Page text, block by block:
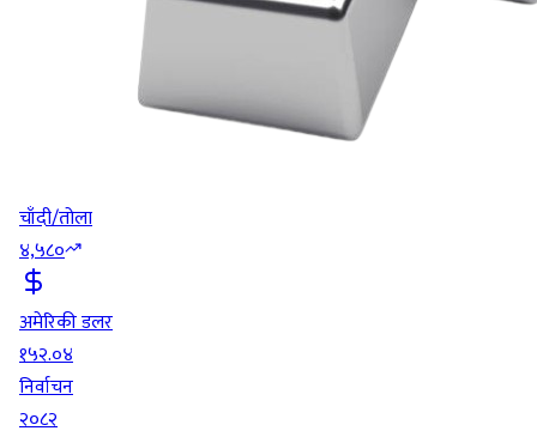
चाँदी/तोला
४,५८०
अमेरिकी डलर
१५२.०४
निर्वाचन
२०८२